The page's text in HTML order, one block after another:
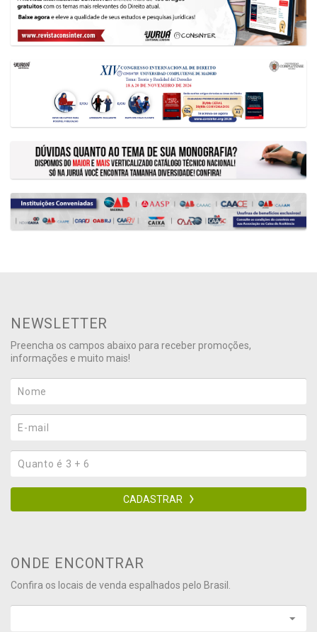
NEWSLETTER
Preencha os campos abaixo para receber promoções,
informações e muito mais!
CADASTRAR
ONDE ENCONTRAR
Confira os locais de venda espalhados pelo Brasil.